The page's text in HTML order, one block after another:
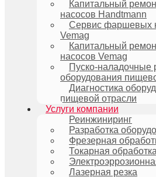
Капитальный
насосов Handtmann
Сервис фаршевых
Vemag
Капитальный
насосов Vemag
Пуско-наладочные
оборудования
Диагностика
пищевой отрасли
Услуги компании
Реинжиниринг
Разработка
Фрезерная
Токарная обработка
Лазерная резка